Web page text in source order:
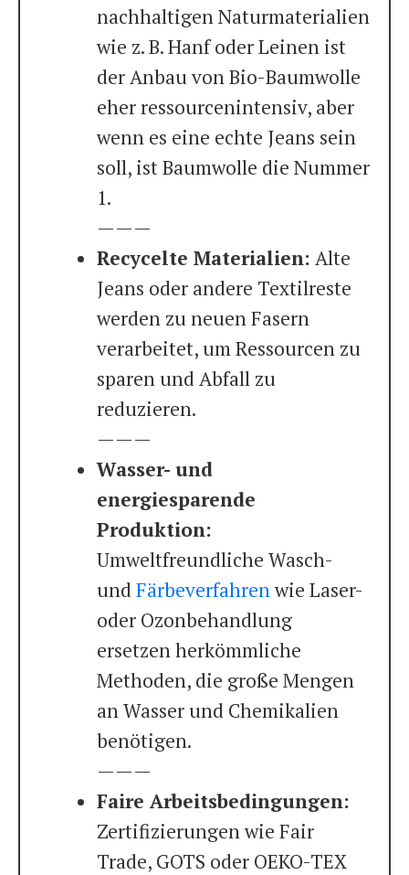
nachhaltigen Naturmaterialien
wie z. B. Hanf oder Leinen ist
der Anbau von Bio-Baumwolle
eher ressourcenintensiv, aber
wenn es eine echte Jeans sein
soll, ist Baumwolle die Nummer
1.
———
Recycelte Materialien: Alte
Jeans oder andere Textilreste
werden zu neuen Fasern
verarbeitet, um Ressourcen zu
sparen und Abfall zu
reduzieren.
———
Wasser- und
energiesparende
Produktion:
Umweltfreundliche Wasch-
undFärbeverfahrenwie Laser-
oder Ozonbehandlung
ersetzen herkömmliche
Methoden, die große Mengen
an Wasser und Chemikalien
benötigen.
———
Faire Arbeitsbedingungen:
Zertifizierungen wie Fair
Trade, GOTS oder OEKO-TEX